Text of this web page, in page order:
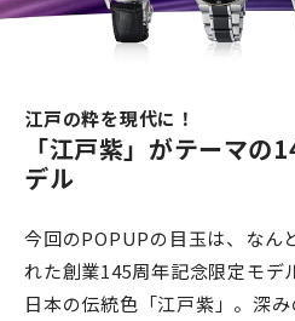
江戸の粋を現代に！
「江戸紫」がテーマの
デル
今回のPOPUPの目玉は、なん
れた創業145周年記念限定モデ
日本の伝統色「江戸紫」。深